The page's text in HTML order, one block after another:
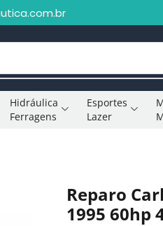
Hidráulica
Ferragens
Esportes
Lazer
Reparo
1995 60hp